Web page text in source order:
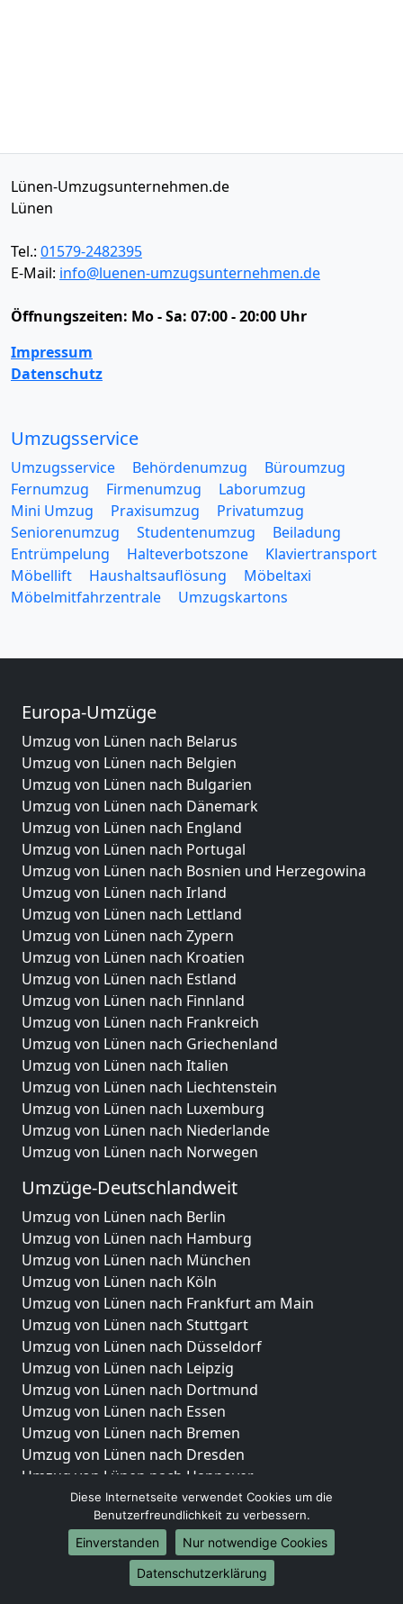
Lünen-Umzugsunternehmen.de
Lünen
Tel.: 01579-2482395
E-Mail: info@luenen-umzugsunternehmen.de
Öffnungszeiten: Mo - Sa: 07:00 - 20:00 Uhr
Impressum
Datenschutz
Umzugsservice
Umzugsservice Behördenumzug
Büroumzug
Fernumzug
Firmenumzug
Laborumzug
Mini Umzug
Praxisumzug
Privatumzug
Seniorenumzug
Studentenumzug
Beiladung
Entrümpelung
Halteverbotszone
Klaviertransport
Möbellift
Haushaltsauflösung
Möbeltaxi
Möbelmitfahrzentrale
Umzugskartons
Europa-Umzüge
Umzug von Lünen nach Belarus
Umzug von Lünen nach Belgien
Umzug von Lünen nach Bulgarien
Umzug von Lünen nach Dänemark
Umzug von Lünen nach England
Umzug von Lünen nach Portugal
Umzug von Lünen nach Bosnien und Herzegowina
Umzug von Lünen nach Irland
Umzug von Lünen nach Lettland
Umzug von Lünen nach Zypern
Umzug von Lünen nach Kroatien
Umzug von Lünen nach Estland
Umzug von Lünen nach Finnland
Umzug von Lünen nach Frankreich
Umzug von Lünen nach Griechenland
Umzug von Lünen nach Italien
Umzug von Lünen nach Liechtenstein
Umzug von Lünen nach Luxemburg
Umzug von Lünen nach Niederlande
Umzug von Lünen nach Norwegen
Umzüge-Deutschlandweit
Umzug von Lünen nach Berlin
Umzug von Lünen nach Hamburg
Umzug von Lünen nach München
Umzug von Lünen nach Köln
Umzug von Lünen nach Frankfurt am Main
Umzug von Lünen nach Stuttgart
Umzug von Lünen nach Düsseldorf
Umzug von Lünen nach Leipzig
Umzug von Lünen nach Dortmund
Umzug von Lünen nach Essen
Umzug von Lünen nach Bremen
Umzug von Lünen nach Dresden
Umzug von Lünen nach Hannover
Umzug von Lünen nach Nürnberg
Umzug von Lünen nach Duisburg
Umzug von Lünen nach Bochum
Umzug von Lünen nach Wuppertal
Umzug von Lünen nach Bielefeld
Diese Internetseite verwendet Cookies um die
Benutzerfreundlichkeit zu verbessern.
Einverstanden
Nur notwendige Cookies
Datenschutzerklärung